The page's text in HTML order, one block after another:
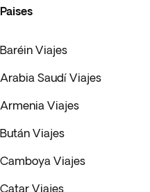
Paises
Baréin Viajes
Arabia Saudí Viajes
Armenia Viajes
Bután Viajes
Camboya Viajes
Catar Viajes